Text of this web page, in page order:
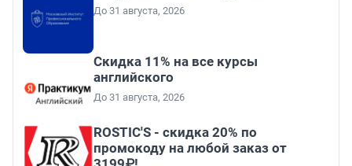
До 31 августа, 2026
Скидка 11% на все курсы
английского
До 31 августа, 2026
ROSTIC'S - скидка 20% по
промокоду на любой заказ от